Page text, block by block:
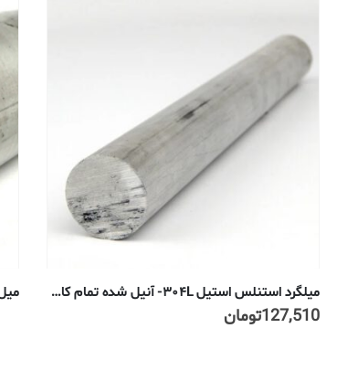
میلگرد استنلس استیل ۳۰۴L- آنیل شده تمام کاری سرد ۱۰ میلیمتر
127,510تومان